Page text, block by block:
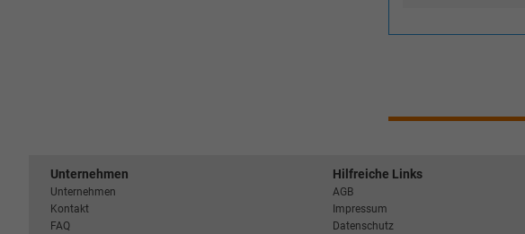
Unternehmen
Unternehmen
Kontakt
FAQ
Hilfreiche Links
AGB
Impressum
Datenschutz